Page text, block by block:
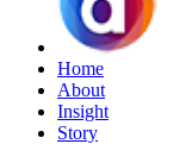
Home
About
Insight
Story